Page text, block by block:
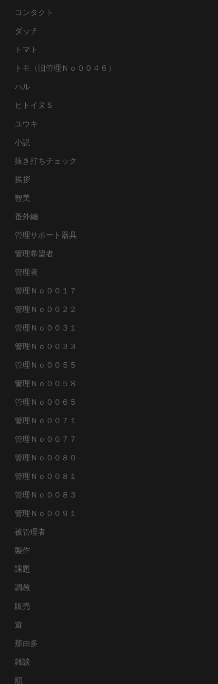
コンタクト
ダッチ
トマト
トモ（旧管理Ｎｏ００４６）
ハル
ヒトイヌＳ
ユウキ
小説
抜き打ちチェック
挨拶
智美
番外編
管理サポート器具
管理希望者
管理者
管理Ｎｏ００１７
管理Ｎｏ００２２
管理Ｎｏ００３１
管理Ｎｏ００３３
管理Ｎｏ００５５
管理Ｎｏ００５８
管理Ｎｏ００６５
管理Ｎｏ００７１
管理Ｎｏ００７７
管理Ｎｏ００８０
管理Ｎｏ００８１
管理Ｎｏ００８３
管理Ｎｏ００９１
被管理者
製作
課題
調教
販売
遊
那由多
雑談
順